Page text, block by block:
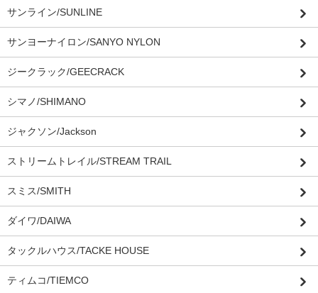
サンライン/SUNLINE
サンヨーナイロン/SANYO NYLON
ジークラック/GEECRACK
シマノ/SHIMANO
ジャクソン/Jackson
ストリームトレイル/STREAM TRAIL
スミス/SMITH
ダイワ/DAIWA
タックルハウス/TACKE HOUSE
ティムコ/TIEMCO